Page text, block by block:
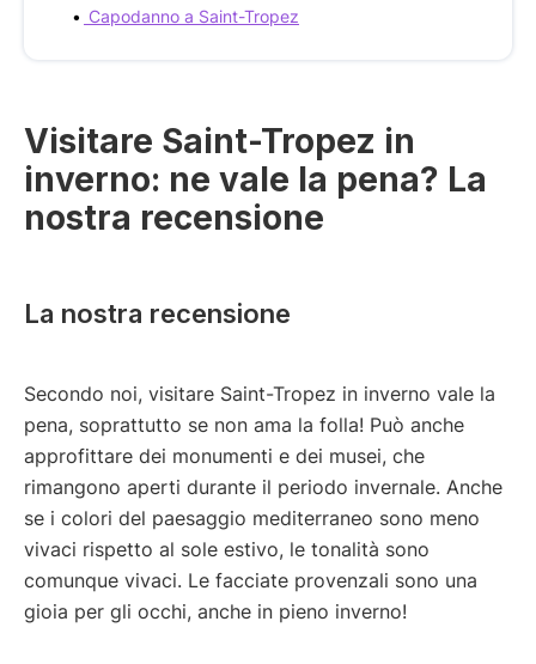
Capodanno a Saint-Tropez
Visitare Saint-Tropez in
inverno: ne vale la pena? La
nostra recensione
La nostra recensione
Secondo noi, visitare Saint-Tropez in inverno vale la
pena, soprattutto se non ama la folla! Può anche
approfittare dei monumenti e dei musei, che
rimangono aperti durante il periodo invernale. Anche
se i colori del paesaggio mediterraneo sono meno
vivaci rispetto al sole estivo, le tonalità sono
comunque vivaci. Le facciate provenzali sono una
gioia per gli occhi, anche in pieno inverno!